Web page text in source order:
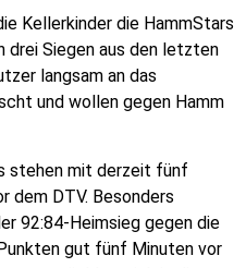
Kellerkinder die HammStars
drei Siegen aus den letzten
langsam an das
und wollen gegen Hamm
stehen mit derzeit fünf
dem DTV. Besonders
92:84-Heimsieg gegen die
gut fünf Minuten vor